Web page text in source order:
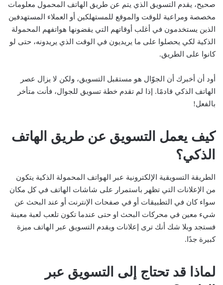
صحيح، يقدم التسويق الذي يتم عن طريق الهاتف المحمول معلومات
مخصصة ومراعية للوقت والموقع للمستهلكين أو العملاء المستهدفين
الذين يستخدمون في أغلب أوقاتهم التي يقضونها هواتفهم المحمولة
الذكية لكي يحصلوا على ما يريديون في الوقت الذي يريدونه، حتى لو
كانوا على الطريق.
أود أن أخبرك أن الجوّال هو مستقبل التسويق، ولكن لا يزال عصر
الهاتف الذكي قادمًا. إذا لم تقدم خطة تسويق للجوال، فأنت متأخر
بالفعل!
كيف يعمل التسويق عن طريق الهاتف
الذكي؟
الطريقة التسويقية الإلكترونية عبر الهواتف المحمولة الذكية يتكون
من الإعلانات التي تظهر باستمرار على شاشات الهاتف في كل مكان
سواء كان في التطبيقات أو في صفحات الإنترنت أو عند البحث عن
شيء معين في محركات البحث او حتى عندما تكون تلعب لعبة معينة
فستجد وبلا شك أنك ترى إعلانات ويقدم التسويق عبر الهاتف ميزة
كبيرة جدًا.
لماذا قد تحتاج إلى التسويق عبر